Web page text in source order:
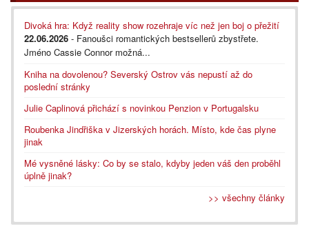
Divoká hra: Když reality show rozehraje víc než jen boj o přežití
22.06.2026 - Fanoušci romantických bestsellerů zbystřete.
Jméno Cassie Connor možná...
Kniha na dovolenou? Severský Ostrov vás nepustí až do
poslední stránky
Julie Caplinová přichází s novinkou Penzion v Portugalsku
Roubenka Jindřiška v Jizerských horách. Místo, kde čas plyne
jinak
Mé vysněné lásky: Co by se stalo, kdyby jeden váš den proběhl
úplně jinak?
>> všechny články